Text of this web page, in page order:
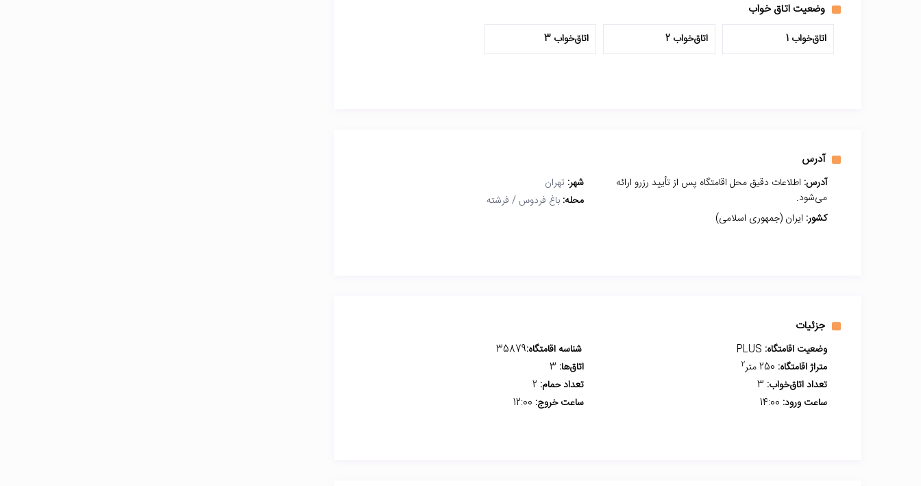
وضعیت اتاق خواب
اتاق‌خواب 1 اتاق‌خواب 2 اتاق‌خواب 3
آدرس
آدرس: اطلاعات دقیق محل اقامتگاه پس از تأیید رزرو ارائه
می‌شود.
شهر: تهران
محله: باغ فردوس / فرشته
کشور: ایران (جمهوری اسلامی)
جزئیات
وضعیت اقامتگاه: شناسه اقامتگاه:35879
متراژ اقامتگاه:
2 اتاق‌ها:
تعداد اتاق‌خواب:
تعداد حمام:
ساعت ورود:
ساعت خروج: